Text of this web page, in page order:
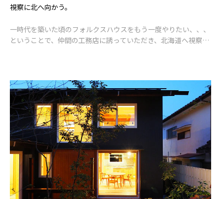
視察に北へ向かう。
一時代を築いた頃のフォルクスハウスをもう一度やりたい、、、
ということで、仲間の工務店に誘っていただき、北海道へ視察に